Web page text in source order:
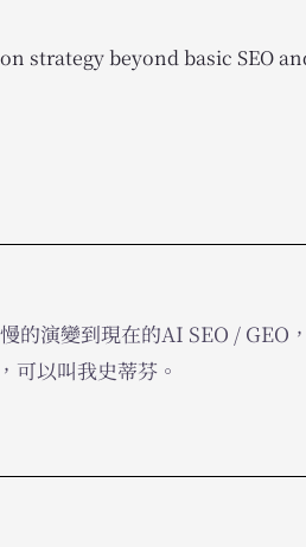
strategy beyond basic SEO
的演變到現在的AI SEO /
可以叫我史蒂芬。